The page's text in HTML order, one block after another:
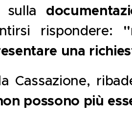
sulla
rispondere:
una
Cassazione,
possono più